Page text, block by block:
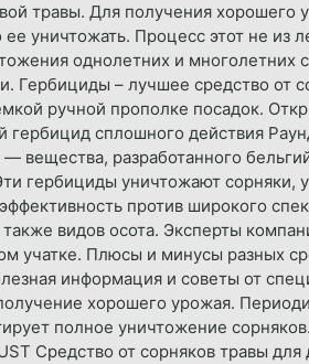
травы. Для получения хорошего
уничтожать. Процесс этот не из
однолетних и многолетних
Гербициды – лучшее средство от
ручной прополке посадок.
гербицид сплошного действия
— вещества, разработанного
гербициды уничтожают сорняки,
против широкого
видов осота. Эксперты
учатке. Плюсы и минусы разных
информация и советы от
хорошего урожая.
полное уничтожение
Средство от сорняков травы